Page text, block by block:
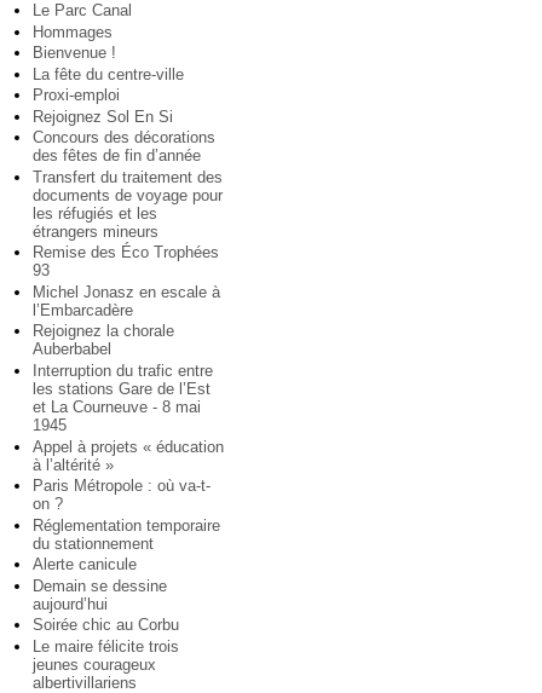
Le Parc Canal
Hommages
Bienvenue !
La fête du centre-ville
Proxi-emploi
Rejoignez Sol En Si
Concours des décorations
des fêtes de fin d’année
Transfert du traitement des
documents de voyage pour
les réfugiés et les
étrangers mineurs
Remise des Éco Trophées
93
Michel Jonasz en escale à
l’Embarcadère
Rejoignez la chorale
Auberbabel
Interruption du trafic entre
les stations Gare de l’Est
et La Courneuve - 8 mai
1945
Appel à projets « éducation
à l’altérité »
Paris Métropole : où va-t-
on ?
Réglementation temporaire
du stationnement
Alerte canicule
Demain se dessine
aujourd’hui
Soirée chic au Corbu
Le maire félicite trois
jeunes courageux
albertivillariens